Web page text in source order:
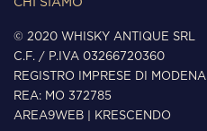
CHI SIAMO
© 2020 WHISKY ANTIQUE SRL
C.F. / P.IVA 03266720360
REGISTRO IMPRESE DI MODENA
REA: MO 372785
AREA9WEB
KRESCENDO